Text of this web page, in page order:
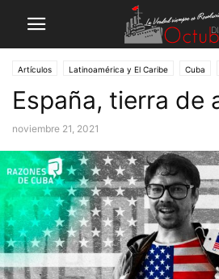
Artículos Latinoamérica y El Caribe Cuba
España, tierra de
noviembre 21, 2021